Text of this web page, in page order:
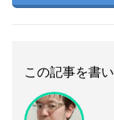
この記事を書